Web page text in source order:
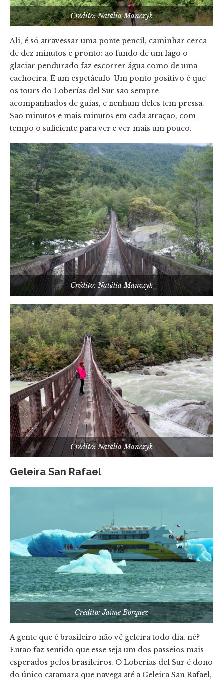
Crédito: Natália Manczyk
Ali, é só atravessar uma ponte pencil, caminhar cerca
de dez minutos e pronto: ao fundo de um lago o
glaciar pendurado faz escorrer água como de uma
cachoeira. É um espetáculo. Um ponto positivo é que
os tours do Loberías del Sur são sempre
acompanhados de guias, e nenhum deles tem pressa.
São minutos e mais minutos em cada atração, com
tempo o suficiente para ver e ver mais um pouco.
Crédito: Natália Manczyk
Crédito: Natália Manczyk
Geleira San Rafael
Crédito: Jaime Bórquez
A gente que é brasileiro não vê geleira todo dia, né?
Então faz sentido que esse seja um dos passeios mais
esperados pelos brasileiros. O Loberías del Sur é dono
do único catamarã que navega até a Geleira San Rafael,